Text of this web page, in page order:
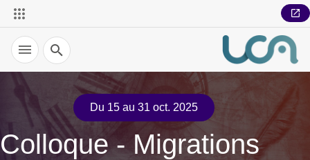
Recherche
Du 15 au 31 oct. 2025
Colloque - Migrations